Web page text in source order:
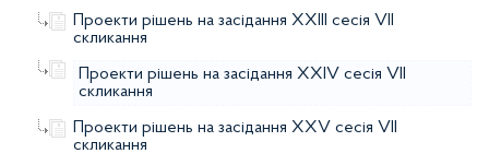
Проекти рішень на засідання XХІІI сесія VІІ
скликання
Проекти рішень на засідання XХІV сесія VІІ
скликання
Проекти рішень на засідання XХV сесія VІІ
скликання